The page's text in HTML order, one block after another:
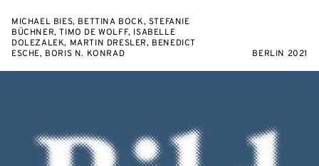
MICHAEL BIES, BETTINA BOCK, STEFANIE
BÜCHNER, TIMO DE WOLFF, ISABELLE
DOLEZALEK, MARTIN DRESLER, BENEDICT
ESCHE, BORIS N. KONRAD
BERLIN 2021